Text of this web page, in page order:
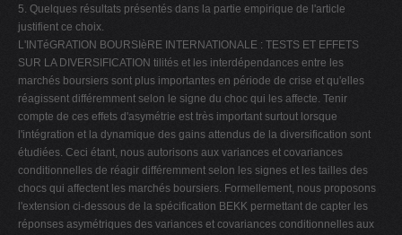
5. Quelques résultats présentés dans la partie empirique de l'article
justifient ce choix.
L'INTéGRATION BOURSIèRE INTERNATIONALE : TESTS ET EFFETS
SUR LA DIVERSIFICATION tilités et les interdépendances entre les
marchés boursiers sont plus importantes en période de crise et qu'elles
réagissent différemment selon le signe du choc qui les affecte. Tenir
compte de ces effets d'asymétrie est très important surtout lorsque
l'intégration et la dynamique des gains attendus de la diversification sont
étudiées. Ceci étant, nous autorisons aux variances et covariances
conditionnelles de réagir différemment selon les signes et les tailles des
chocs qui affectent les marchés boursiers. Formellement, nous proposons
l'extension ci-dessous de la spécification BEKK permettant de capter les
réponses asymétriques des variances et covariances conditionnelles aux